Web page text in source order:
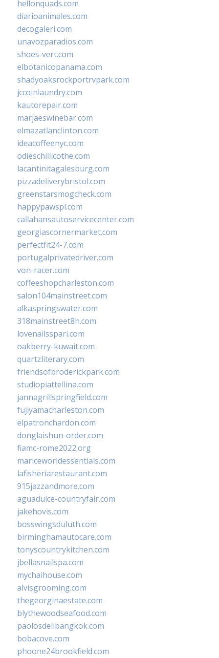
hellonquads.com
diarioanimales.com
decogaleri.com
unavozparadios.com
shoes-vert.com
elbotanicopanama.com
shadyoaksrockportrvpark.com
jccoinlaundry.com
kautorepair.com
marjaeswinebar.com
elmazatlanclinton.com
ideacoffeenyc.com
odieschillicothe.com
lacantinitagalesburg.com
pizzadeliverybristol.com
greenstarsmogcheck.com
happypawspl.com
callahansautoservicecenter.com
georgiascornermarket.com
perfectfit24-7.com
portugalprivatedriver.com
von-racer.com
coffeeshopcharleston.com
salon104mainstreet.com
alkaspringswater.com
318mainstreet8h.com
lovenailsspari.com
oakberry-kuwait.com
quartzliterary.com
friendsofbroderickpark.com
studiopiattellina.com
jannagrillspringfield.com
fujiyamacharleston.com
elpatronchardon.com
donglaishun-order.com
fiamc-rome2022.org
mariceworldessentials.com
lafisheriarestaurant.com
915jazzandmore.com
aguadulce-countryfair.com
jakehovis.com
bosswingsduluth.com
birminghamautocare.com
tonyscountrykitchen.com
jbellasnailspa.com
mychaihouse.com
alvisgrooming.com
thegeorginaestate.com
blythewoodseafood.com
paolosdelibangkok.com
bobacove.com
phoone24brookfield.com